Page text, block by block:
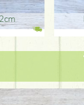
béka 12cm
600 Ft